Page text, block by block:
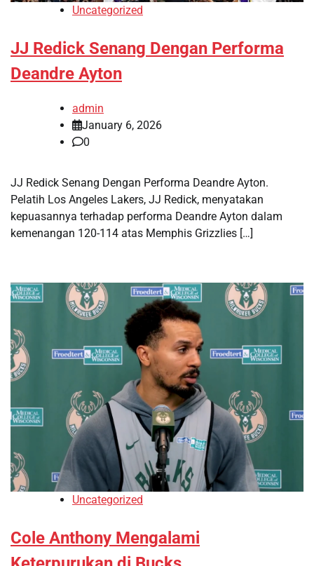
Uncategorized
JJ Redick Senang Dengan Performa
Deandre Ayton
admin
January 6, 2026
0
JJ Redick Senang Dengan Performa Deandre Ayton.
Pelatih Los Angeles Lakers, JJ Redick, menyatakan
kepuasannya terhadap performa Deandre Ayton dalam
kemenangan 120-114 atas Memphis Grizzlies […]
Uncategorized
Cole Anthony Mengalami